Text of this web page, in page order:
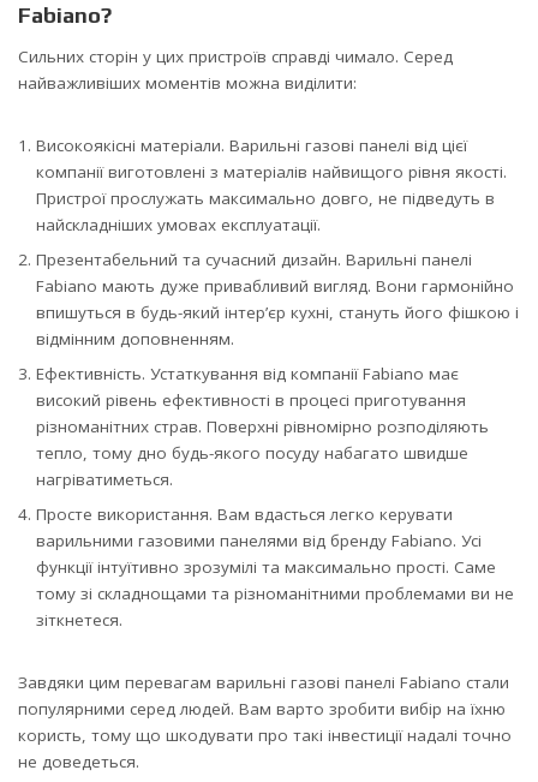
Fabiano?
Сильних сторін у цих пристроїв справді чимало. Серед
найважливіших моментів можна виділити:
Високоякісні матеріали. Варильні газові панелі від цієї
компанії виготовлені з матеріалів найвищого рівня якості.
Пристрої прослужать максимально довго, не підведуть в
найскладніших умовах експлуатації.
Презентабельний та сучасний дизайн. Варильні панелі
Fabiano мають дуже привабливий вигляд. Вони гармонійно
впишуться в будь-який інтер’єр кухні, стануть його фішкою і
відмінним доповненням.
Ефективність. Устаткування від компанії Fabiano має
високий рівень ефективності в процесі приготування
різноманітних страв. Поверхні рівномірно розподіляють
тепло, тому дно будь-якого посуду набагато швидше
нагріватиметься.
Просте використання. Вам вдасться легко керувати
варильними газовими панелями від бренду Fabiano. Усі
функції інтуїтивно зрозумілі та максимально прості. Саме
тому зі складнощами та різноманітними проблемами ви не
зіткнетеся.
Завдяки цим перевагам варильні газові панелі Fabiano стали
популярними серед людей. Вам варто зробити вибір на їхню
користь, тому що шкодувати про такі інвестиції надалі точно
не доведеться.